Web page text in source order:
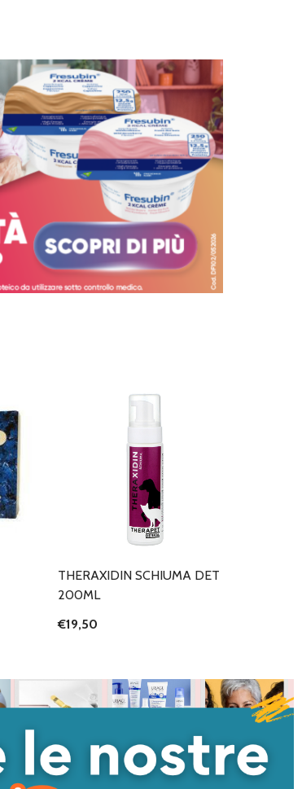
THERAXIDIN SCHIUMA DET
200ML
€19,50